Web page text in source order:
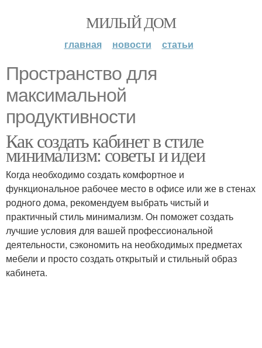
МИЛЫЙ ДОМ
главная новости статьи
Пространство для
максимальной
продуктивности
Как создать кабинет в стиле
минимализм: советы и идеи
Когда необходимо создать комфортное и
функциональное рабочее место в офисе или же в стенах
родного дома, рекомендуем выбрать чистый и
практичный стиль минимализм. Он поможет создать
лучшие условия для вашей профессиональной
деятельности, сэкономить на необходимых предметах
мебели и просто создать открытый и стильный образ
кабинета.